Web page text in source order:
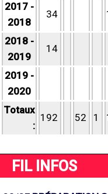
2017 -
2018
34
2018 -
2019
14
2019 -
2020
Totaux
:
192 52 1
FIL INFOS